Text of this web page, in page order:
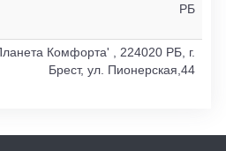
РБ
Комфорта' , 224020 РБ, г.
Брест, ул. Пионерская,44